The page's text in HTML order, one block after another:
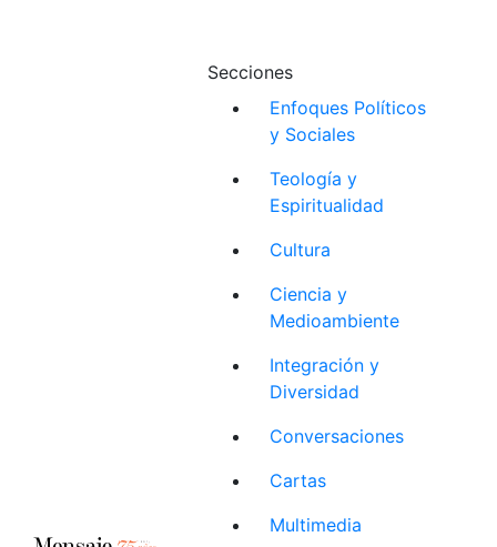
Secciones
Enfoques Políticos
y Sociales
Teología y
Espiritualidad
Cultura
Ciencia y
Medioambiente
Integración y
Diversidad
Conversaciones
Cartas
Multimedia